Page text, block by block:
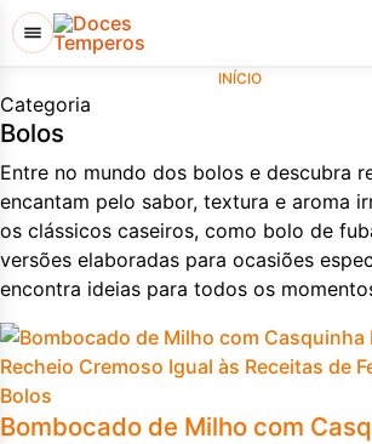
INÍCIO»
Categoria
Bolos
Entre no mundo dos bolos e descubra
encantam pelo sabor, textura e aroma
os clássicos caseiros, como bolo de
versões elaboradas para ocasiões
encontra ideias para todos os
Bolos
Bombocado de Milho com